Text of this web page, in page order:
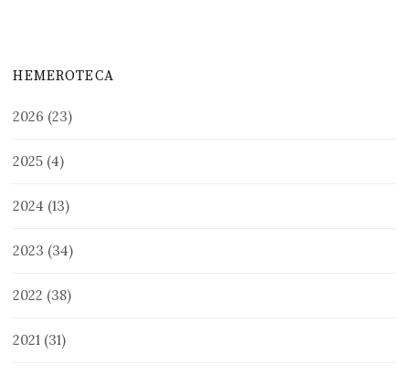
HEMEROTECA
2026 (23)
2025 (4)
2024 (13)
2023 (34)
2022 (38)
2021 (31)